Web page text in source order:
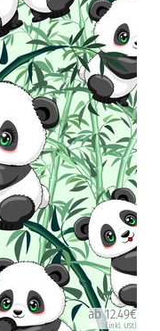
ab 12.49€
(inkl. USt)